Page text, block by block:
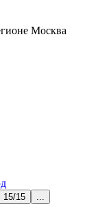
Москва
15/15 ...